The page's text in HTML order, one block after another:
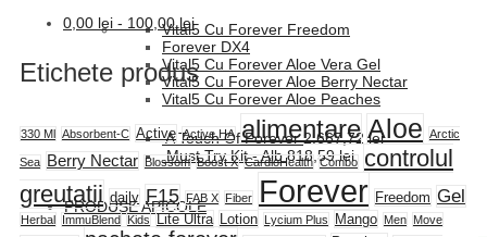
Vital5 Cu Forever Freedom
Forever DX4
Vital5 Cu Forever Aloe Vera Gel
Vital5 Cu Forever Aloe Berry Nectar
Vital5 Cu Forever Aloe Peaches
A Touch Of Forever 2.667,72lei
Must Try Kit - Alb 818,59 lei
PRODUSE APICOLE
0,00 lei - 100,00lei
Etichete produs
330 Ml Absorbent-C Active Active HA alimentare Aloe Arctic
Sea Berry Nectar Blossom Boost X CardioHealth Combo controlul
greutatii daily F15 FAB X Fiber Forever Freedom Gel
Herbal ImmuBlend Kids Lite Ultra Lotion Lycium Plus Mango Men Move